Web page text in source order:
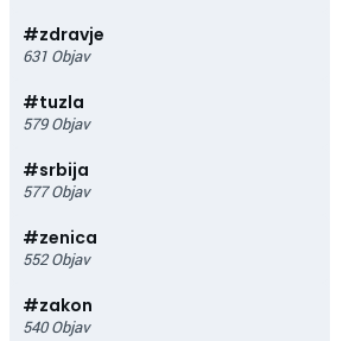
#zdravje
631 Objav
#tuzla
579 Objav
#srbija
577 Objav
#zenica
552 Objav
#zakon
540 Objav